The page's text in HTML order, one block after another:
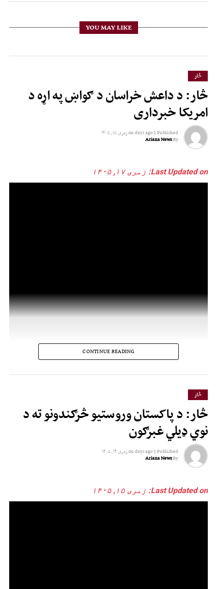
YOU MAY LIKE
څار
څار: د داعش خراسان د ګواښ په اړه د
امریکا خبرداری
Published
2 days ago
onزمری ۱۵, ۱۴۰۵
By
Ariana News
Last Updated on: زمری ۱۷, ۱۴۰۵
CONTINUE READING
څار
څار: د پاکستان وروستیو څرګندونو ته د
نوي ډیلي غبرګون
Published
3 days ago
onزمری ۱۴, ۱۴۰۵
By
Ariana News
Last Updated on: زمری ۱۵, ۱۴۰۵